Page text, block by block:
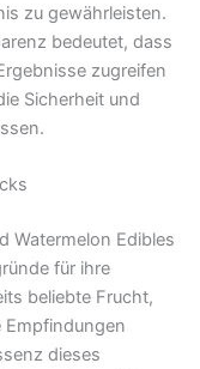
zu gewährleisten.
bedeutet, dass
zugreifen
Sicherheit und
Watermelon Edibles
für ihre
beliebte Frucht,
Empfindungen
dieses